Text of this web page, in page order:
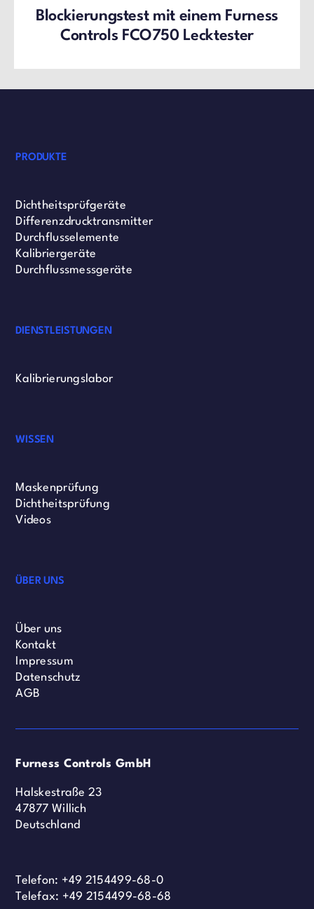
Blockierungstest mit einem Furness
Controls FCO750 Lecktester
PRODUKTE
Dichtheitsprüfgeräte
Differenzdrucktransmitter
Durchflusselemente
Kalibriergeräte
Durchflussmessgeräte
DIENSTLEISTUNGEN
Kalibrierungslabor
WISSEN
Maskenprüfung
Dichtheitsprüfung
Videos
ÜBER UNS
Über uns
Kontakt
Impressum
Datenschutz
AGB
Furness Controls GmbH
Halskestraße 23
47877 Willich
Deutschland
Telefon: +49 2154499-68-0
Telefax: +49 2154499-68-68